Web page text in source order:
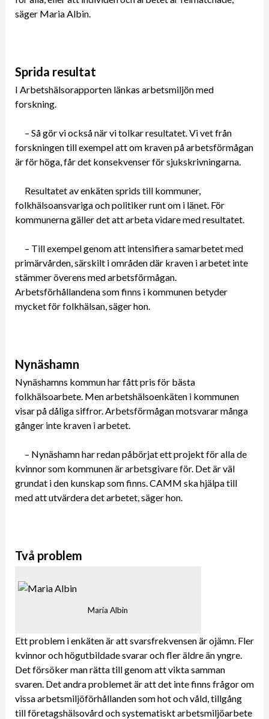
säger Maria Albin.
Sprida resultat
I Arbetshälsorapporten länkas arbetsmiljön med
forskning.
– Så gör vi också när vi tolkar resultatet. Vi vet från
forskningen till exempel att om kraven på arbetsförmågan
är för höga, får det konsekvenser för sjukskrivningarna.
Resultatet av enkäten sprids till kommuner,
folkhälsoansvariga och politiker runt om i länet. För
kommunerna gäller det att arbeta vidare med resultatet.
– Till exempel genom att intensifiera samarbetet med
primärvården, särskilt i områden där kraven i arbetet inte
stämmer överens med arbetsförmågan.
Arbetsförhållandena som finns i kommunen betyder
mycket för folkhälsan, säger hon.
Nynäshamn
Nynäshamns kommun har fått pris för bästa
folkhälsoarbete. Men arbetshälsoenkäten i kommunen
visar på dåliga siffror. Arbetsförmågan motsvarar många
gånger inte kraven i arbetet.
– Nynäshamn har redan påbörjat ett projekt för alla de
kvinnor som kommunen är arbetsgivare för. Det är väl
grundat i den kunskap som finns. CAMM ska hjälpa till
med att utvärdera det arbetet, säger hon.
Två problem
Maria Albin
Ett problem i enkäten är att svarsfrekvensen är ojämn. Fler
kvinnor och högutbildade svarar och fler äldre än yngre.
Det försöker man rätta till genom att vikta samman
svaren. Det andra problemet är att det inte finns frågor om
vissa arbetsmiljöförhållanden som hot och våld, tillgång
till företagshälsovård och systematiskt arbetsmiljöarbete